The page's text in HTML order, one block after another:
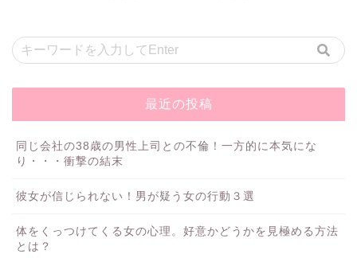
最近の投稿
同じ会社の38歳の男性上司との不倫！一方的に本気にな
り・・・衝撃の結末
彼女が信じられない！男が疑う女の行動３選
体をくっつけてくる女の心理。好意かどうかを見極める方法
とは？